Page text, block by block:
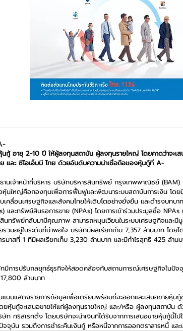
กู้ อายุ 2-10 ปี ให้ผู้ลงทุนสถาบัน ผู้ลงทุนรายใหญ่ โดยคาดว่าจะเ
และ ซีไอเอ็มบี ไทย ด้วยอันดับความน่าเชื่อถือของหุ้นกู้ที่ A-
เจ้าหน้าที่บริหาร บริษัทบริหารสินทรัพย์ กรุงเทพพาณิชย์ (BAM)
หุ้นใหญ่คือกองทุนเพื่อการฟื้นฟูและพัฒนาระบบสถาบันการเงิน โด
คลื่อนเศรษฐกิจและสังคมไทยให้เติบโตอย่างยั่งยืน และดำรงบท
ะทรัพย์สินรอการขาย (NPAs) โดยการเข้าร่วมประมูลซื้อ NPAs
นทรัพย์กลับมามีคุณภาพ สามารถหมุนเวียนในระบบเศรษฐกิจและมี
รวมอยู่ในระดับที่น่าพอใจ บริษัทมีผลเรียกเก็บ 7,357 ล้านบาท โดย
มาสที่ 1 ที่มีผลเรียกเก็บ 3,230 ล้านบาท และมีกำไรสุทธิ 425 ล้า
การปรับกลยุทธ์ธุรกิจให้สอดคล้องกับสถานการณ์เศรษฐกิจในปัจ
ล้านบาท
บบแสดงรายการข้อมูลเพื่อเตรียมพร้อมที่จะออกและเสนอขายหุ้น
ยหุ้นกู้จะเสนอขายให้แก่ผู้ลงทุนรายใหญ่ และ/หรือ ผู้ลงทุนสถาบัน
ทริสเรทติ้ง โดยบริษัทจะนำเงินที่ได้รับจากการเสนอขายหุ้นกู้นี้ไ
จุบัน รวมถึงการชำระคืนเงินกู้ หรือหนี้จากการออกตราสารหนี้ แล